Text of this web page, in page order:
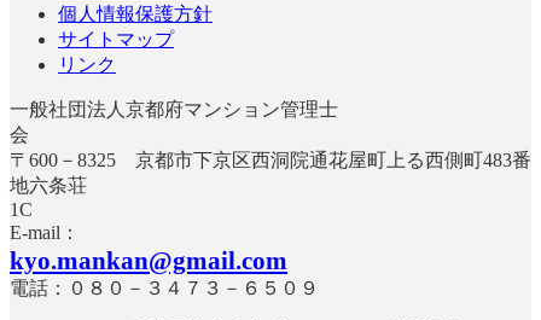
個人情報保護方針
サイトマップ
リンク
一般社団法人京都府マンション管理士
〒600－8325 京都市下京区西洞院通花屋町上る西側町483番
地六条荘
E-mail：
kyo.mankan@gmail.com
電話：０８０－３４７３－６５０９